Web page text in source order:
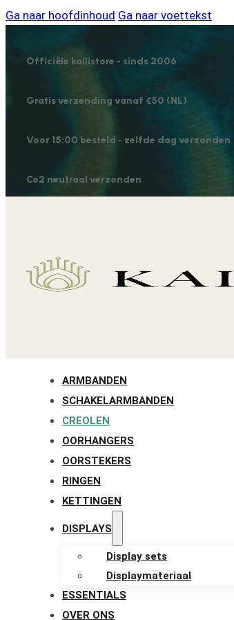
Ga naar hoofdinhoud Ga naar voettekst
Officiële kallistore - sinds 2006
Gratis verzending vanaf €50 (NL)
Voor 15:00 besteld - zelfde dag verzonden
Co2 neutraal verzonden
ARMBANDEN
SCHAKELARMBANDEN
CREOLEN
OORHANGERS
OORSTEKERS
RINGEN
KETTINGEN
DISPLAYS
Display sets
Displaymateriaal
ESSENTIALS
OVER ONS